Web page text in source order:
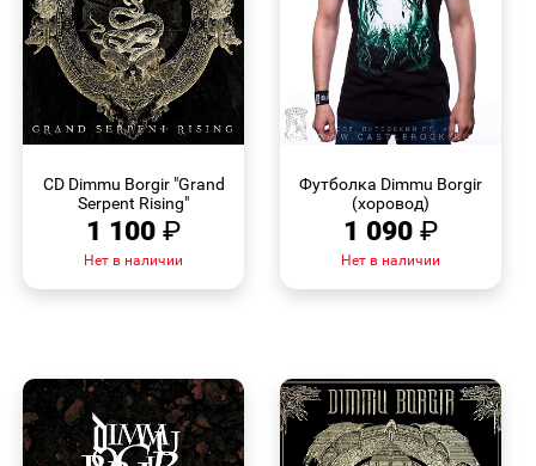
CD Dimmu Borgir "Grand
Serpent Rising"
1 100 ₽
Нет в наличии
Футболка Dimmu Borgir
(хоровод)
1 090 ₽
Нет в наличии